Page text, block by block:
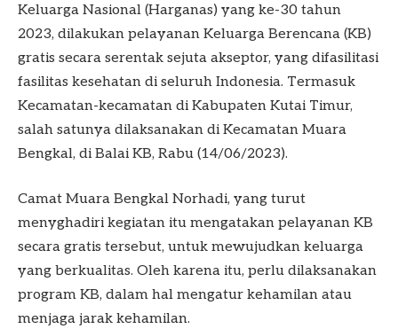
Keluarga Nasional (Harganas) yang ke-30 tahun
2023, dilakukan pelayanan Keluarga Berencana (KB)
gratis secara serentak sejuta akseptor, yang difasilitasi
fasilitas kesehatan di seluruh Indonesia. Termasuk
Kecamatan-kecamatan di Kabupaten Kutai Timur,
salah satunya dilaksanakan di Kecamatan Muara
Bengkal, di Balai KB, Rabu (14/06/2023).
Camat Muara Bengkal Norhadi, yang turut
menyghadiri kegiatan itu mengatakan pelayanan KB
secara gratis tersebut, untuk mewujudkan keluarga
yang berkualitas. Oleh karena itu, perlu dilaksanakan
program KB, dalam hal mengatur kehamilan atau
menjaga jarak kehamilan.